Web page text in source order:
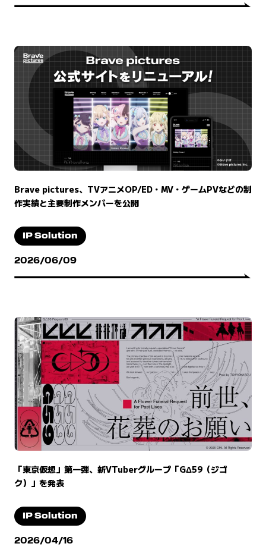
Brave pictures、TVアニメOP/ED・MV・ゲームPVなどの制
作実績と主要制作メンバーを公開
IP Solution
2026/06/09
「東京仮想」第一弾、新VTuberグループ「GΔ59（ジゴ
ク）」を発表
IP Solution
2026/04/16